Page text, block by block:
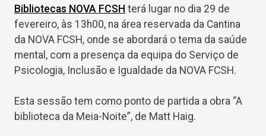
Bibliotecas NOVA FCSH terá lugar no dia 29 de
fevereiro, às 13h00, na área reservada da Cantina
da NOVA FCSH, onde se abordará o tema da saúde
mental, com a presença da equipa do Serviço de
Psicologia, Inclusão e Igualdade da NOVA FCSH.
Esta sessão tem como ponto de partida a obra “A
biblioteca da Meia-Noite”, de Matt Haig.